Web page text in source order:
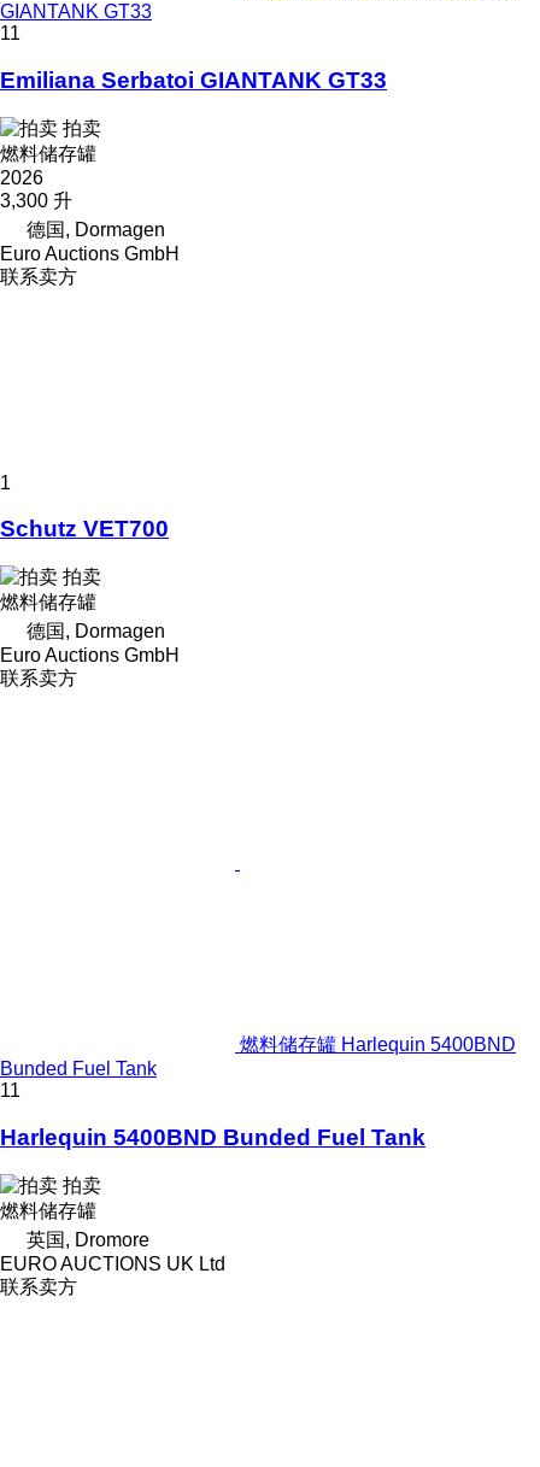
GIANTANK GT33
11
Emiliana Serbatoi GIANTANK GT33
拍卖
燃料储存罐
2026
3,300 升
德国, Dormagen
Euro Auctions GmbH
联系卖方
1
Schutz VET700
拍卖
燃料储存罐
德国, Dormagen
Euro Auctions GmbH
联系卖方
燃料储存罐 Harlequin 5400BND
Bunded Fuel Tank
11
Harlequin 5400BND Bunded Fuel Tank
拍卖
燃料储存罐
英国, Dromore
EURO AUCTIONS UK Ltd
联系卖方